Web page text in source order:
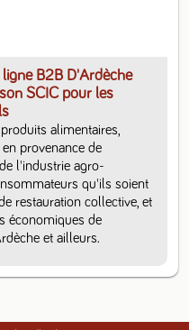
B2B D'Ardèche
SCIC pour les
alimentaires,
provenance de
l'industrie agro-
qu'ils soient
restauration collective, et
économiques de
et ailleurs.